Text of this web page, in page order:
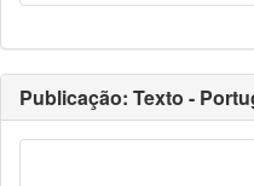
Publicação: Texto -